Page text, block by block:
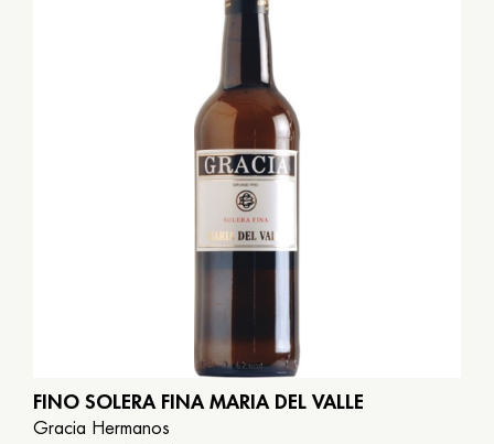
FINO SOLERA FINA MARIA DEL VALLE
Gracia Hermanos